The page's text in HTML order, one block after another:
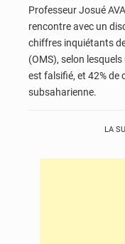
Professeur Josué
rencontre avec un
chiffres inquiétants
(OMS), selon
est falsifié, et 42% de
subsaharienne.
LA